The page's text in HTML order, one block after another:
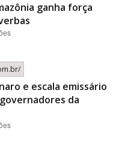
ganha força
e escala emissário
da